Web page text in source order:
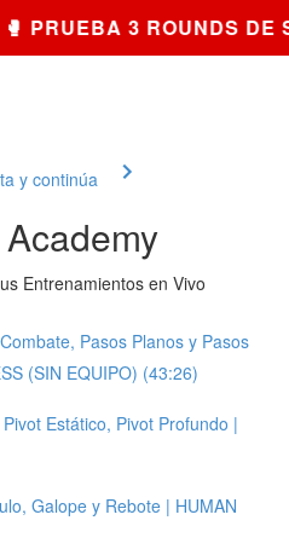
3 ROUNDS
y continúa
Entrenamientos en Vivo
Pasos Planos y Pasos
(SIN EQUIPO) (43:26)
Estático, Pivot Profundo |
Galope y Rebote | HUMAN